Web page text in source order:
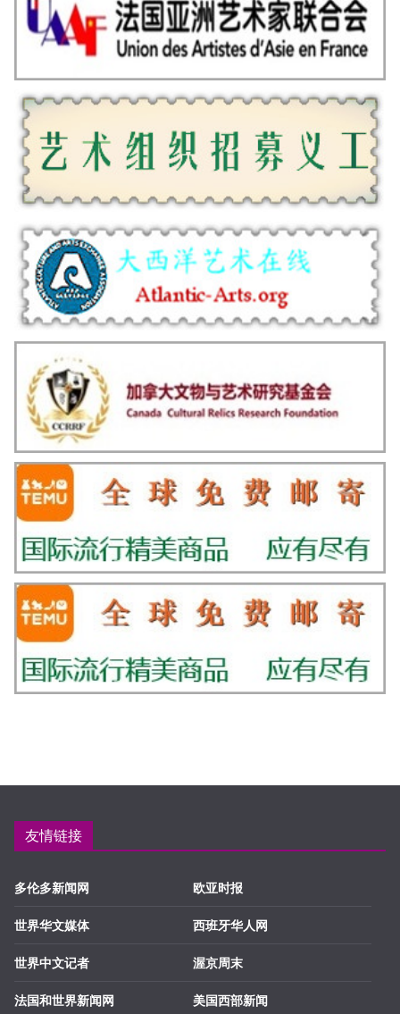
友情链接
多伦多新闻网
世界华文媒体
世界中文记者
法国和世界新闻网
欧亚时报
西班牙华人网
渥京周末
美国西部新闻